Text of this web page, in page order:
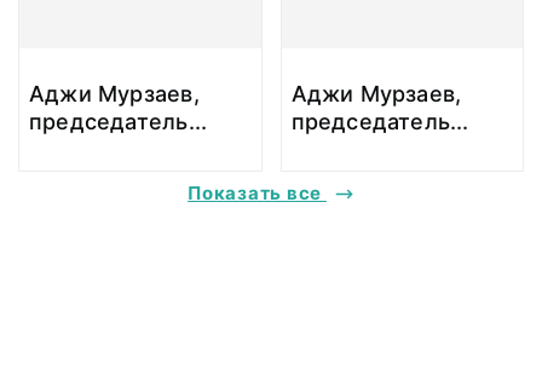
Аджи Мурзаев,
председатель...
Аджи Мурзаев,
председатель...
Показать все